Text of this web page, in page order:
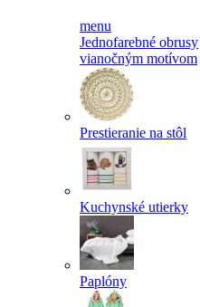
menu
Jednofarebné obrusy
vianočným motívom
Prestieranie na stôl
Kuchynské utierky
Paplóny